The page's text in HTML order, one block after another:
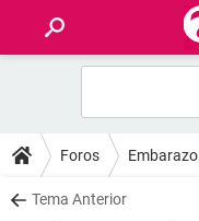
FOROS
SALUD
Foros Embarazo
Tema Anterior